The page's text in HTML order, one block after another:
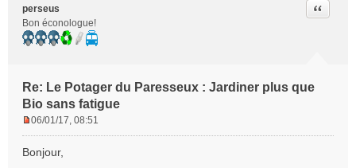
perseus
Bon éconologue!
Re: Le Potager du Paresseux : Jardiner plus que
Bio sans fatigue
Citer
s
06/01/17, 08:51
Bonjour,